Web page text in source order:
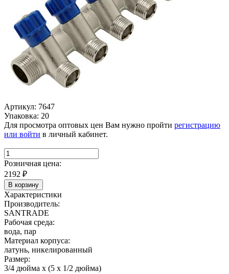
Артикул: 7647
Упаковка: 20
Для просмотра оптовых цен Вам нужно пройти регистрацию
или войти в личный кабинет.
Розничная цена:
2192 ₽
В корзину
Характеристики
Производитель:
SANTRADE
Рабочая среда:
вода, пар
Материал корпуса:
латунь, никелированный
Размер:
3/4 дюйма х (5 х 1/2 дюйма)